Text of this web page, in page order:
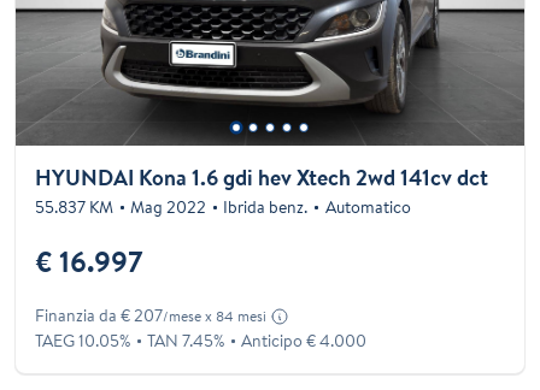
HYUNDAI Kona 1.6 gdi hev Xtech 2wd 141cv dct
55.837 KM Mag 2022 Ibrida benz. Automatico
€ 16.997
Finanzia da € 207/mese x 84 mesi
TAEG 10.05% TAN 7.45% Anticipo € 4.000